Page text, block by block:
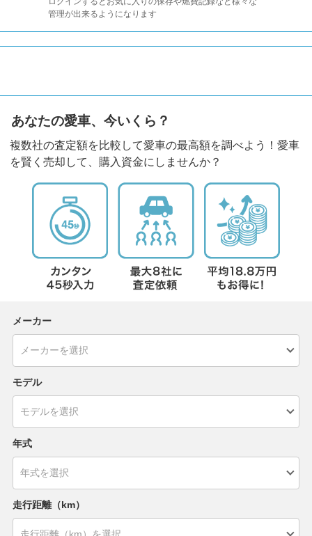
管理が出来るようになります
あなたの愛車、今いくら？
複数社の査定額を比較して愛車の最高額を調べよう！愛車
を賢く売却して、購入資金にしませんか？
メーカー
モデル
年式
走行距離（km）